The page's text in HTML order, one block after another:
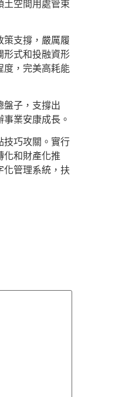
土空間用處管束
策支撐，嚴厲履
形式和投融資形
度，完美高耗能
盤子，支撐出
業安康成長。
技巧攻關。實行
化和財產化推
化管理系統，扶